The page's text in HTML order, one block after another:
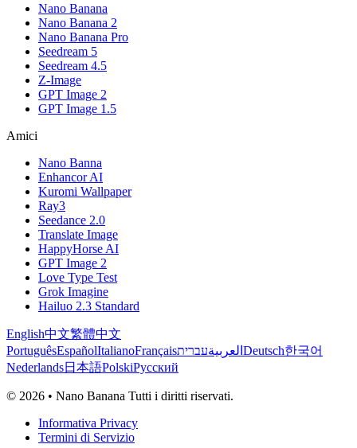
Nano Banana
Nano Banana 2
Nano Banana Pro
Seedream 5
Seedream 4.5
Z-Image
GPT Image 2
GPT Image 1.5
Amici
Nano Banna
Enhancor AI
Kuromi Wallpaper
Ray3
Seedance 2.0
Translate Image
HappyHorse AI
GPT Image 2
Love Type Test
Grok Imagine
Hailuo 2.3 Standard
English中文繁體中文
PortuguêsEspañolItalianoFrançais العربيةעברית Deutsch한국어
Nederlands日本語PolskiРусский
© 2026 • Nano Banana Tutti i diritti riservati.
Informativa Privacy
Termini di Servizio